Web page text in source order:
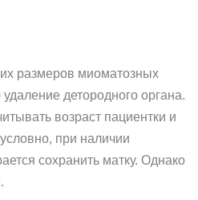
размеров миоматозных
детородного органа.
возраст пациентки и
при наличии
сохранить матку. Однако